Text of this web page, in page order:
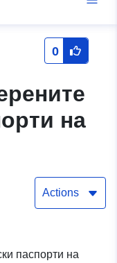
0
на
Actions
паспорти на